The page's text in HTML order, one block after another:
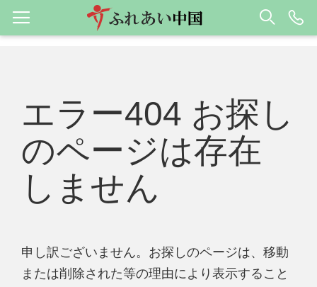
エラー404 お探し
のページは存在
しません
申し訳ございません。お探しのページは、移動
または削除された等の理由により表示すること